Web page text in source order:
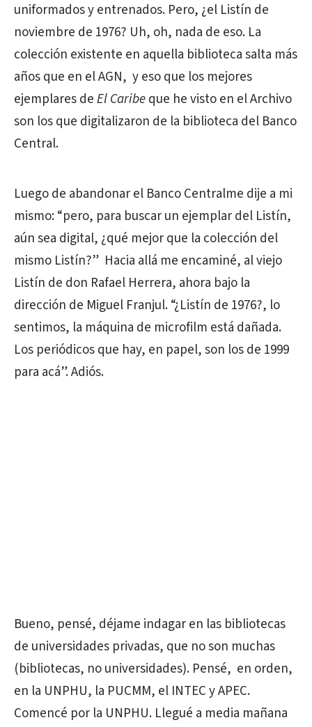
uniformados y entrenados. Pero, ¿el Listín de
noviembre de 1976? Uh, oh, nada de eso. La
colección existente en aquella biblioteca salta más
años que en el AGN, y eso que los mejores
ejemplares deEl Caribeque he visto en el Archivo
son los que digitalizaron de la biblioteca del Banco
Central.
Luego de abandonar el Banco Centralme dije a mi
mismo: “pero, para buscar un ejemplar del Listín,
aún sea digital, ¿qué mejor que la colección del
mismo Listín?” Hacia allá me encaminé, al viejo
Listín de don Rafael Herrera, ahora bajo la
dirección de Miguel Franjul. “¿Listín de 1976?, lo
sentimos, la máquina de microfilm está dañada.
Los periódicos que hay, en papel, son los de 1999
para acá”. Adiós.
Bueno, pensé, déjame indagar en las bibliotecas
de universidades privadas, que no son muchas
(bibliotecas, no universidades). Pensé, en orden,
en la UNPHU, la PUCMM, el INTEC y APEC.
Comencé por la UNPHU. Llegué a media mañana